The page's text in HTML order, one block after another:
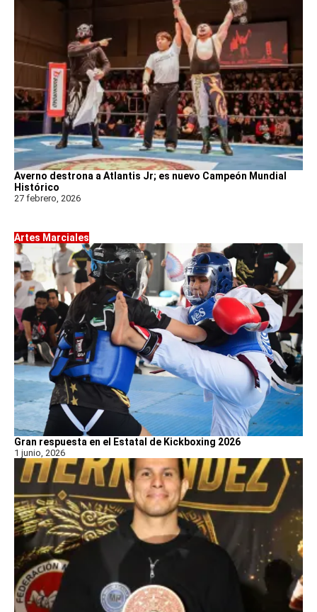
Averno destrona a Atlantis Jr; es nuevo Campeón Mundial
Histórico
27 febrero, 2026
Artes Marciales
Gran respuesta en el Estatal de Kickboxing 2026
1 junio, 2026